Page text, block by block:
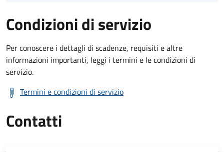
Condizioni di servizio
Per conoscere i dettagli di scadenze, requisiti e altre
informazioni importanti, leggi i termini e le condizioni di
servizio.
Termini e condizioni di servizio
Contatti